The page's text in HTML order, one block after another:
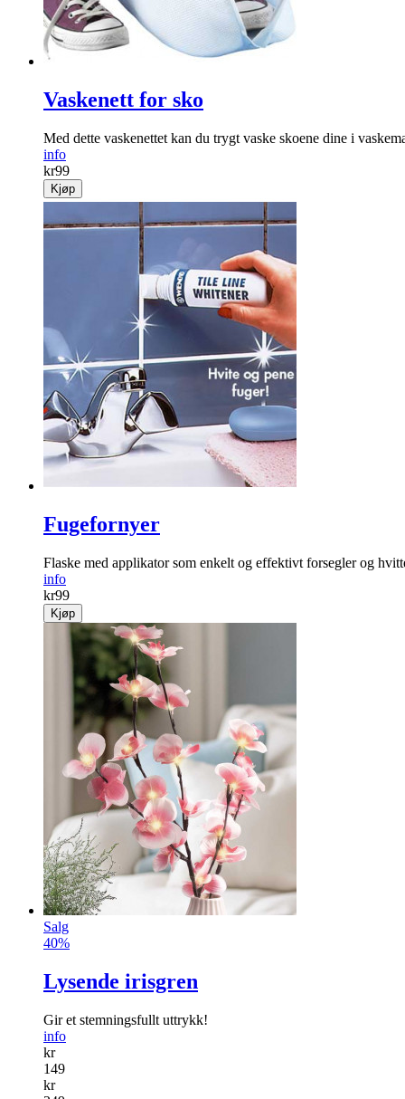
Vaskenett for sko
Med dette vaskenettet kan du trygt vaske skoene dine i
info
kr99
Kjøp
Fugefornyer
Flaske med applikator som enkelt og effektivt forsegler og
info
kr99
Kjøp
Salg
40%
Lysende irisgren
Gir et stemningsfullt uttrykk!
info
kr
149
kr